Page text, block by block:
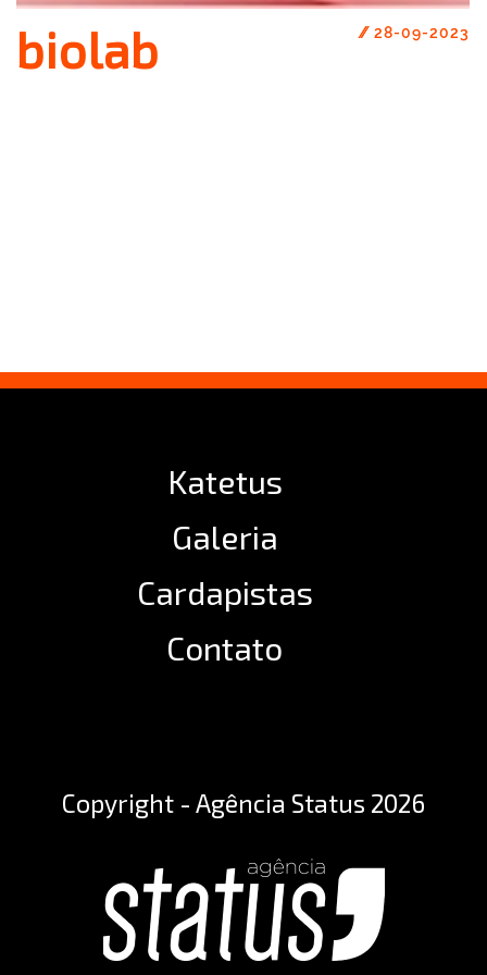
biolab // 28-09-2023
Katetus
Galeria
Cardapistas
Contato
Copyright - Agência Status 2026